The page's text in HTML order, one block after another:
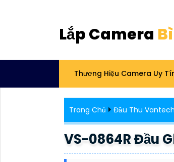
Lắp Camera
Thương Hiệu Camera Uy
Trang Chủ Đầu Thu Vantech
VS-0864R Đầu